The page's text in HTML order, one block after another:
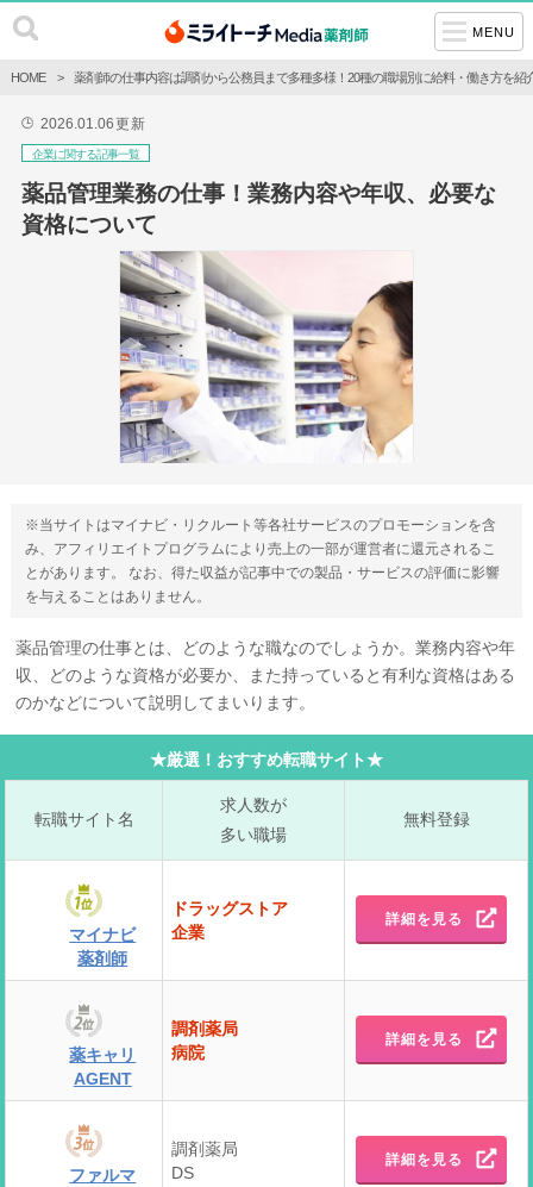
MENU
HOME 薬剤師の仕事内容は調剤から公務員まで多種多様！20種の職場別に給料・働き方を紹
🕒 2026.01.06更新
企業に関する記事一覧
薬品管理業務の仕事！業務内容や年収、必要な
資格について
※当サイトはマイナビ・リクルート等各社サービスのプロモーションを含
み、アフィリエイトプログラムにより売上の一部が運営者に還元されるこ
とがあります。 なお、得た収益が記事中での製品・サービスの評価に影響
を与えることはありません。
薬品管理の仕事とは、どのような職なのでしょうか。業務内容や年
収、どのような資格が必要か、また持っていると有利な資格はある
のかなどについて説明してまいります。
★厳選！おすすめ転職サイト★
転職サイト名
求人数が
多い職場
無料登録
マイナビ
薬剤師
ドラッグストア
企業
詳細を見る
薬キャリ
AGENT
調剤薬局
病院
詳細を見る
ファルマ
調剤薬局
DS
詳細を見る